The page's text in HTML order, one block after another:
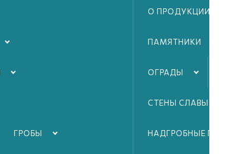
ГРОБЫ
О ПРОДУКЦИИ
ПАМЯТНИКИ
ОГРАДЫ
СТЕНЫ СЛАВЫ ВОВ
НАДГРОБНЫЕ ПЛИТЫ